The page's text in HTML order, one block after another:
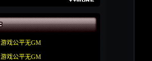
游戏公平无GM
游戏公平无GM